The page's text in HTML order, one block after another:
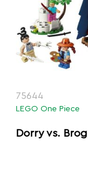
75644
LEGO One Piece
Dorry vs.